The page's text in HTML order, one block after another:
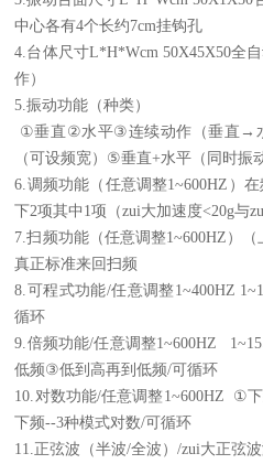
中心各有4个长约7cm挂钩孔
4. 台体尺寸L*H*Wcm 50X45X50全
作）
5.振动功能（种类）
①垂直 ②水平③连续动作（垂直 →
（可设频宽） ⑤垂直+水平（同时振
6. 调频功能（任意调整1~600HZ ）
下2项其中 1项（zui大加速度<20g与
7.扫频功能（任意调整1~600HZ ）（
真正标准来回扫频
8. 可程式功能/任意调整 1~400HZ
循环
9. 倍频功能/任意调整1~600HZ 1~15
低频③低到高再到低频/可循环
10. 对数功能/任意调整 1~600HZ ①
下频--3种模式对数/可循环
11. 正弦波（半波/全波）/zui大正弦